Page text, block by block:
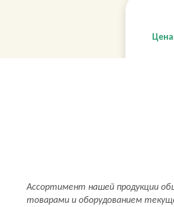
Ассортимент нашей продукции
товарами и оборудованием